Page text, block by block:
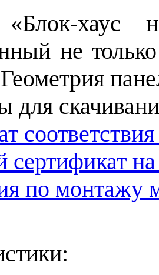
хаус
не
для
по монтажу